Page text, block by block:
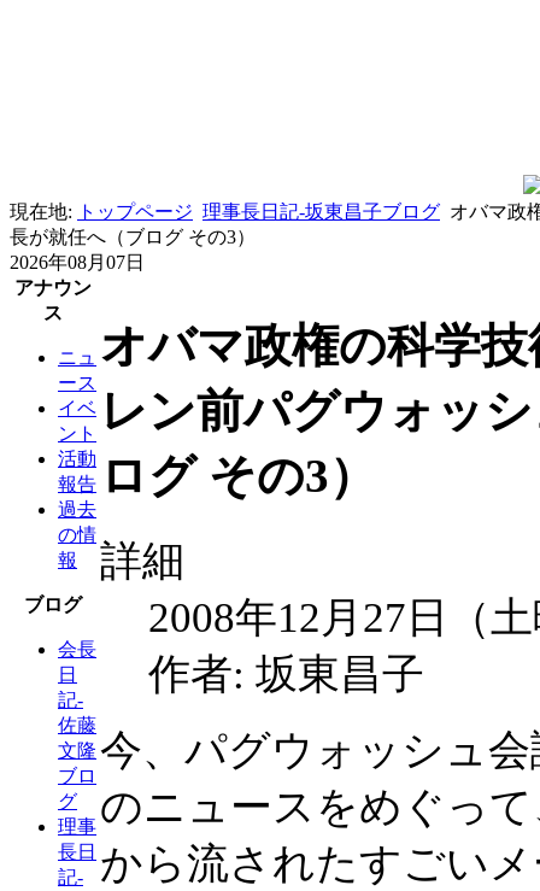
現在地: トップページ 理事長日記-坂東昌子ブログ オバマ政
長が就任へ（ブログ その3）
2026年08月07日
アナウン
ス
ニュ
ース
イベ
ント
活動
報告
過去
の情
報
ブログ
会長
日
記-
佐藤
文隆
ブロ
グ
理事
長日
記-
オバマ政権の科学
レン前パグウォッ
ログ その3）
詳細
2008年12月27日（
作者: 坂東昌子
今、パグウォッシュ
のニュースをめぐっ
から流されたすごい